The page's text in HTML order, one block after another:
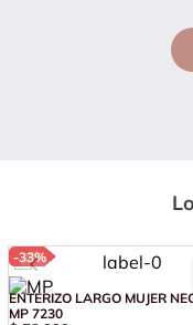
-33%
ENTERIZO LARGO MUJER
MP 7230